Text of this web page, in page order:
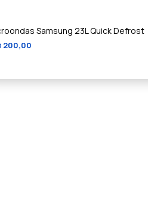
Samsung 23L Quick Defrost
200,00